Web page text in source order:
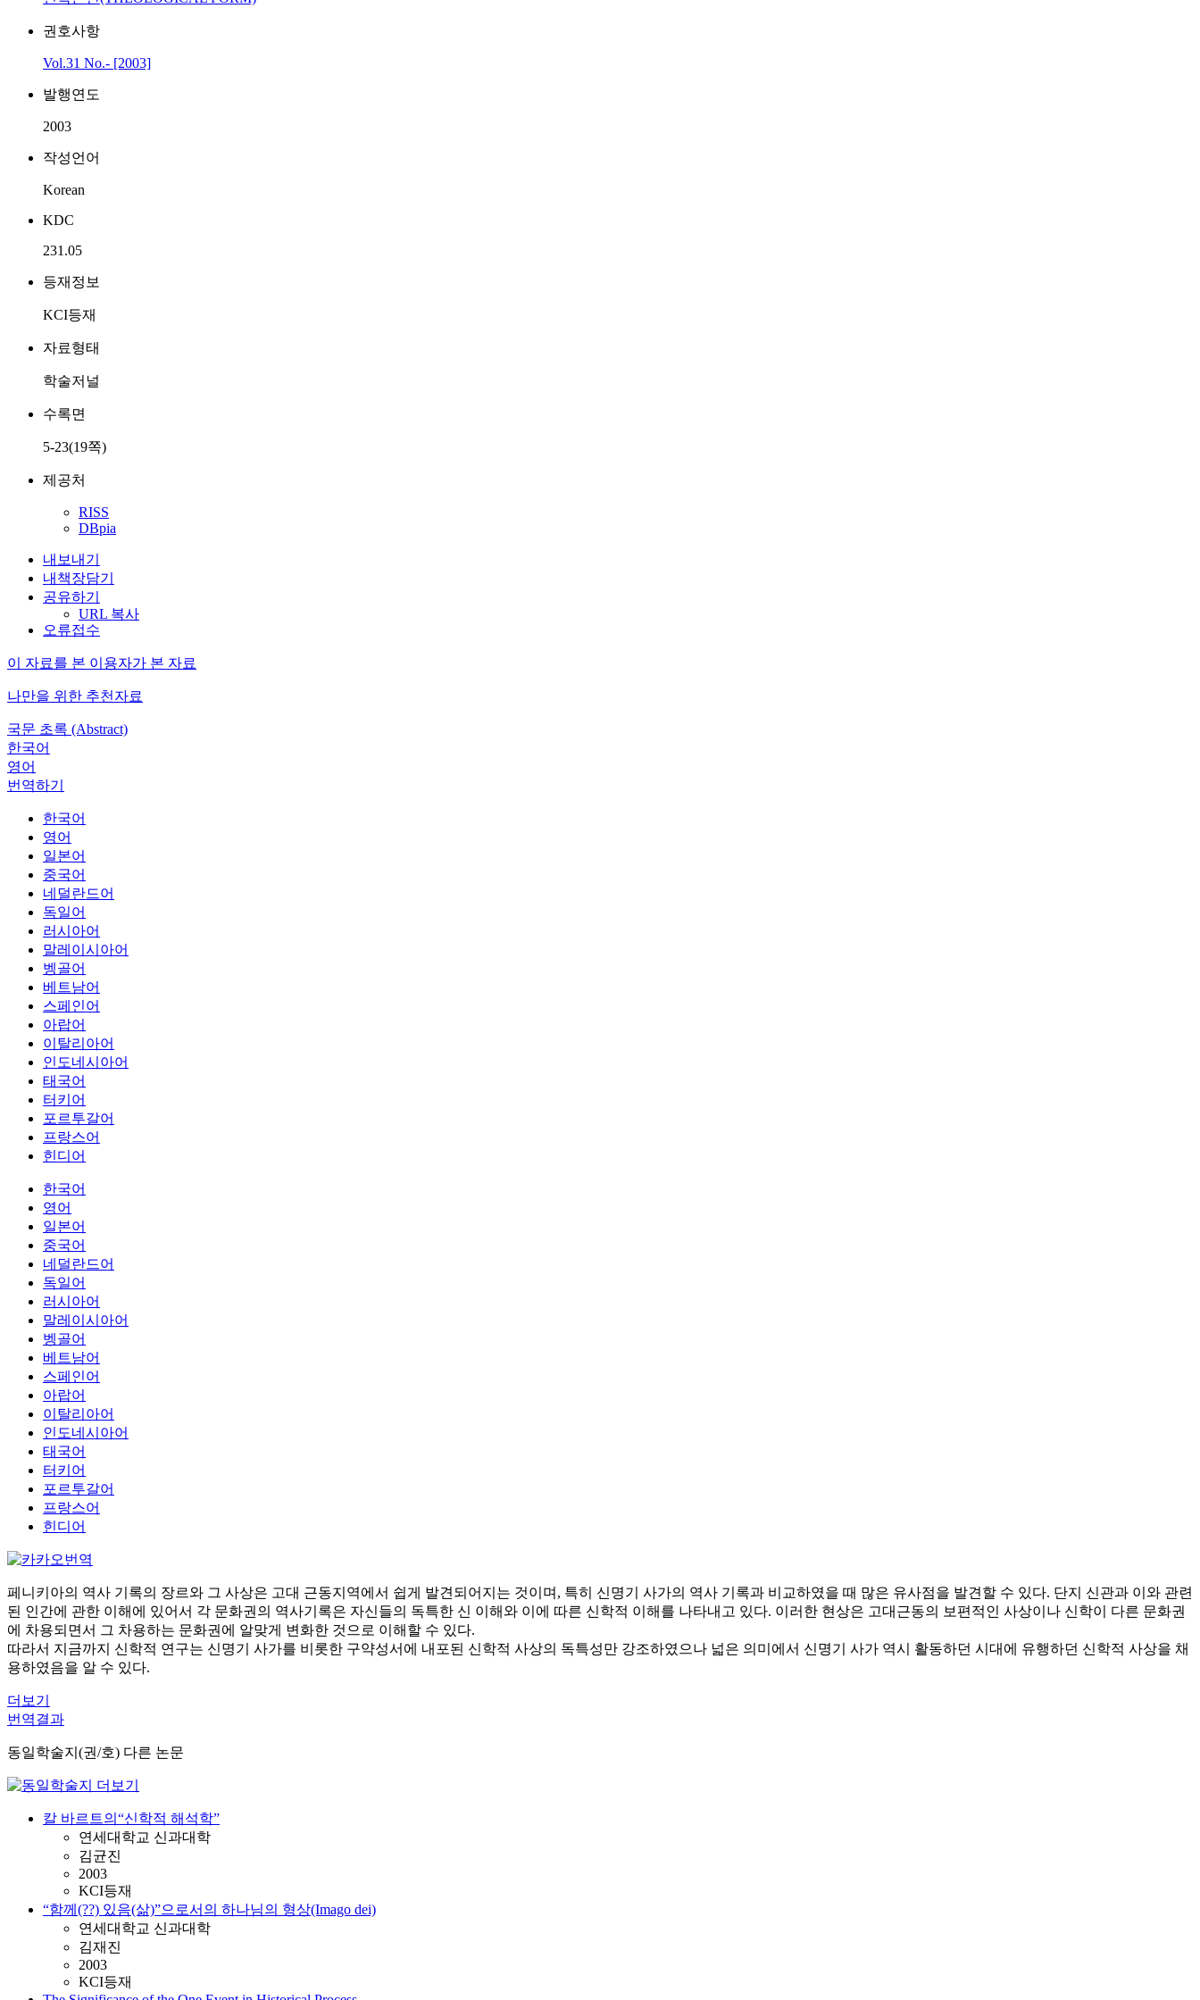
권호사항
Vol.31 No.- [2003]
발행연도
2003
작성언어
Korean
KDC
231.05
등재정보
KCI등재
자료형태
학술저널
수록면
5-23(19쪽)
제공처
RISS
DBpia
내보내기
내책장담기
공유하기
URL 복사
오류접수
이 자료를 본 이용자가 본 자료
나만을 위한 추천자료
국문 초록 (Abstract)
한국어
영어
번역하기
한국어
영어
일본어
중국어
네덜란드어
독일어
러시아어
말레이시아어
벵골어
베트남어
스페인어
아랍어
이탈리아어
인도네시아어
태국어
터키어
포르투갈어
프랑스어
힌디어
한국어
영어
일본어
중국어
네덜란드어
독일어
러시아어
말레이시아어
벵골어
베트남어
스페인어
아랍어
이탈리아어
인도네시아어
태국어
터키어
포르투갈어
프랑스어
힌디어
페니키아의 역사 기록의 장르와 그 사상은 고대 근동지역에서 쉽게 발견되어지는 것이며, 특히 신명기 사가의 역사 기록과 비교하였을 때 많은 유사점을 발견할 수 있다. 단지 신관과 이와 관련
된 인간에 관한 이해에 있어서 각 문화권의 역사기록은 자신들의 독특한 신 이해와 이에 따른 신학적 이해를 나타내고 있다. 이러한 현상은 고대근동의 보편적인 사상이나 신학이 다른 문화권
에 차용되면서 그 차용하는 문화권에 알맞게 변화한 것으로 이해할 수 있다.
따라서 지금까지 신학적 연구는 신명기 사가를 비롯한 구약성서에 내포된 신학적 사상의 독특성만 강조하였으나 넓은 의미에서 신명기 사가 역시 활동하던 시대에 유행하던 신학적 사상을 채
용하였음을 알 수 있다.
더보기
번역결과
동일학술지(권/호) 다른 논문
칼 바르트의“신학적 해석학”
연세대학교 신과대학
김균진
2003
KCI등재
“함께(??) 있음(삶)”으로서의 하나님의 형상(Imago dei)
연세대학교 신과대학
김재진
2003
KCI등재